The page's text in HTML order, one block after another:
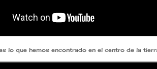
lo que hemos encontrado en el centro de la